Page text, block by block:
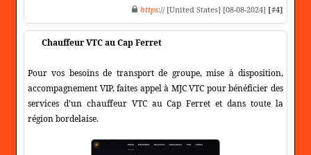
https:// [United States] [08-08-2024] [#4]
Chauffeur VTC au Cap Ferret
Pour vos besoins de transport de groupe, mise à disposition,
accompagnement VIP, faites appel à MJC VTC pour bénéficier des
services d'un chauffeur VTC au Cap Ferret et dans toute la
région bordelaise.